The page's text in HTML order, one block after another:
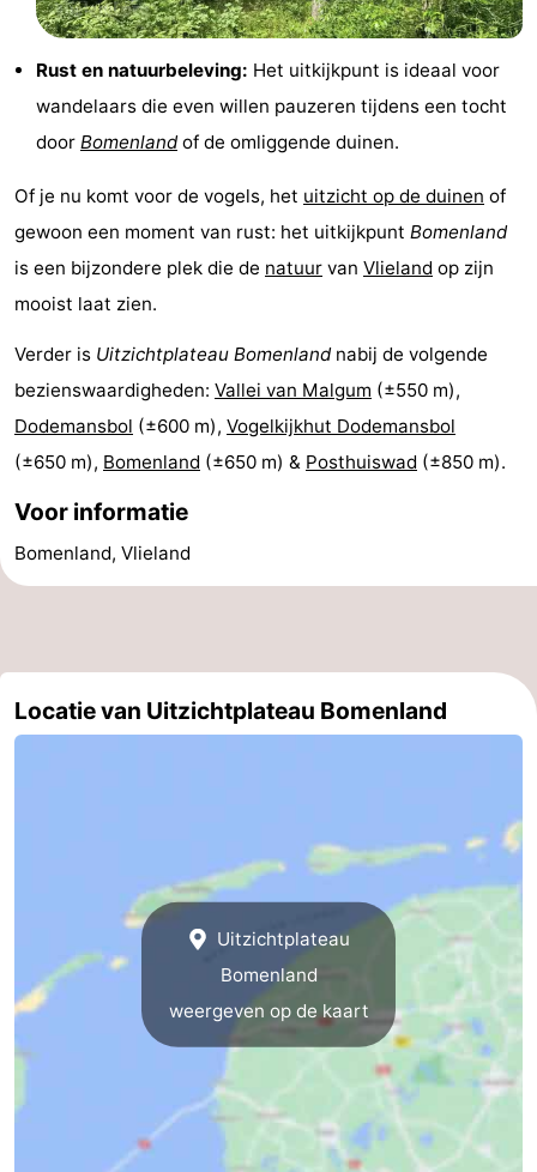
Forum
Route
Reisboekenwinkel
Nieuws
adressen
Regio
Friesland
Leeuwarden
Waddeneilanden
Ameland
-
Rust en natuurbeleving: Het uitkijkpunt is ideaal voor
wandelaars die even willen pauzeren tijdens een tocht
door Bomenlandof de omliggende duinen.
Of je nu komt voor de vogels, het uitzicht op de duinen of
gewoon een moment van rust: het uitkijkpunt Bomenland
is een bijzondere plek die de natuur van Vlieland op zijn
mooist laat zien.
Verder is Uitzichtplateau Bomenlandnabij de volgende
bezienswaardigheden: Vallei van Malgum (±550 m),
Dodemansbol (±600 m), Vogelkijkhut Dodemansbol
(±650 m), Bomenland (±650 m) & Posthuiswad (±850 m).
Voor informatie
Bomenland, Vlieland
Locatie van Uitzichtplateau Bomenland
Uitzichtplateau
Bomenland
weergeven op de kaart